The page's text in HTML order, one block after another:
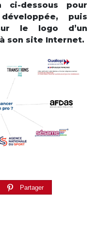
ci-dessous pour
puis
le logo d’un
son site Internet.
Partager